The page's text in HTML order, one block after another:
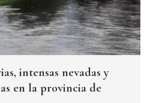
intensas nevadas y
en la provincia de